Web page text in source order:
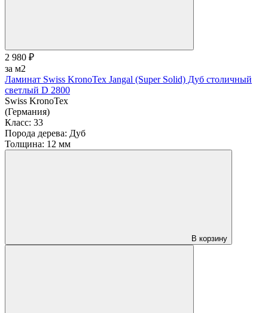
2 980 ₽
за м2
Ламинат Swiss KronoTex Jangal (Super Solid) Дуб столичный
светлый D 2800
Swiss KronoTex
(Германия)
Класс: 33
Порода дерева: Дуб
Толщина: 12 мм
В корзину